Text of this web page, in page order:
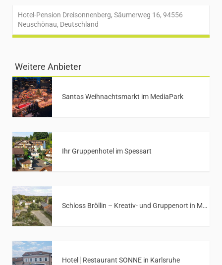
Hotel-Pension Dreisonnenberg, Säumerweg 16, 94556
Neuschönau, Deutschland
Weitere Anbieter
Santas Weihnachtsmarkt im MediaPark
Ihr Gruppenhotel im Spessart
Schloss Bröllin – Kreativ- und Gruppenort in Mecklenburg-Vorpommern
Hotel│Restaurant SONNE in Karlsruhe